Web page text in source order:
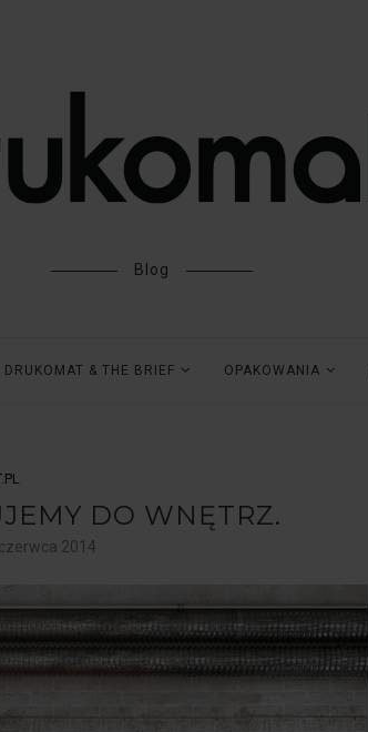
Blog
DRUKOMAT & THE BRIEF OPAKOWANIA
DO WNĘTRZ.
2014